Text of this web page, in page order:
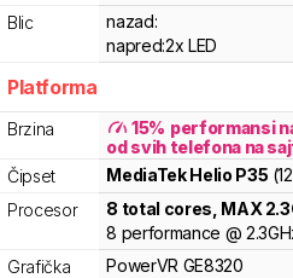
Blic
nazad:
napred:2x LED
Platforma
Brzina 15% performansi
od svih telefona na
Čipset
MediaTekHelio P35
Procesor
8 total cores , MAX 2.3
8 performance @ 2.3
Grafička
PowerVR GE8320